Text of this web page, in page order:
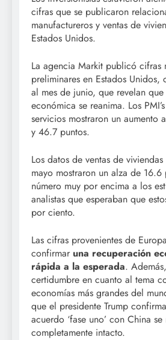
cifras que se publicaron
manufactureros y ventas de
Estados Unidos.
La agencia Markit publicó cifras
preliminares en Estados Unidos,
al mes de junio, que revelan
económica se reanima. Los
servicios mostraron un aumento
y 46.7 puntos.
Los datos de ventas de
mayo mostraron un alza de
número muy por encima a los
analistas que esperaban que
por ciento.
Las cifras provenientes de
confirmar una recuperación
rápida a la esperada.
certidumbre en cuanto al tema
economías más grandes del
que el presidente Trump
acuerdo ‘fase uno’ con China se
completamente intacto.